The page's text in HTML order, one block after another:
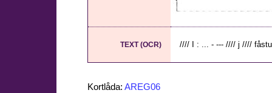
TEXT (OCR) //// I : ... - --- //// j ////
Kortlåda: AREG06